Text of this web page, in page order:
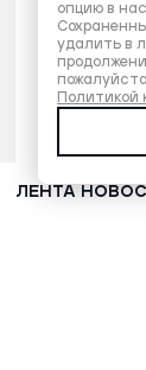
ЛЕНТА
опцию в
удалить в
Политикой